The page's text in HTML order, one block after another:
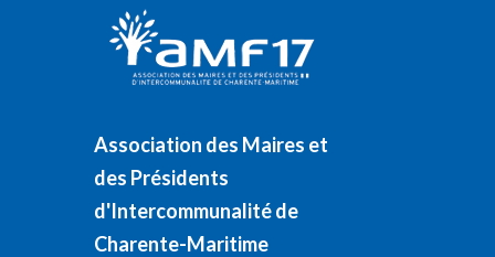
Association des Maires et
des Présidents
d'Intercommunalité de
Charente-Maritime